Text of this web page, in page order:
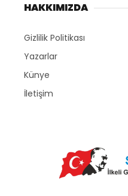
HAKKIMIZDA
Gizlilik Politikası
Yazarlar
Künye
İletişim